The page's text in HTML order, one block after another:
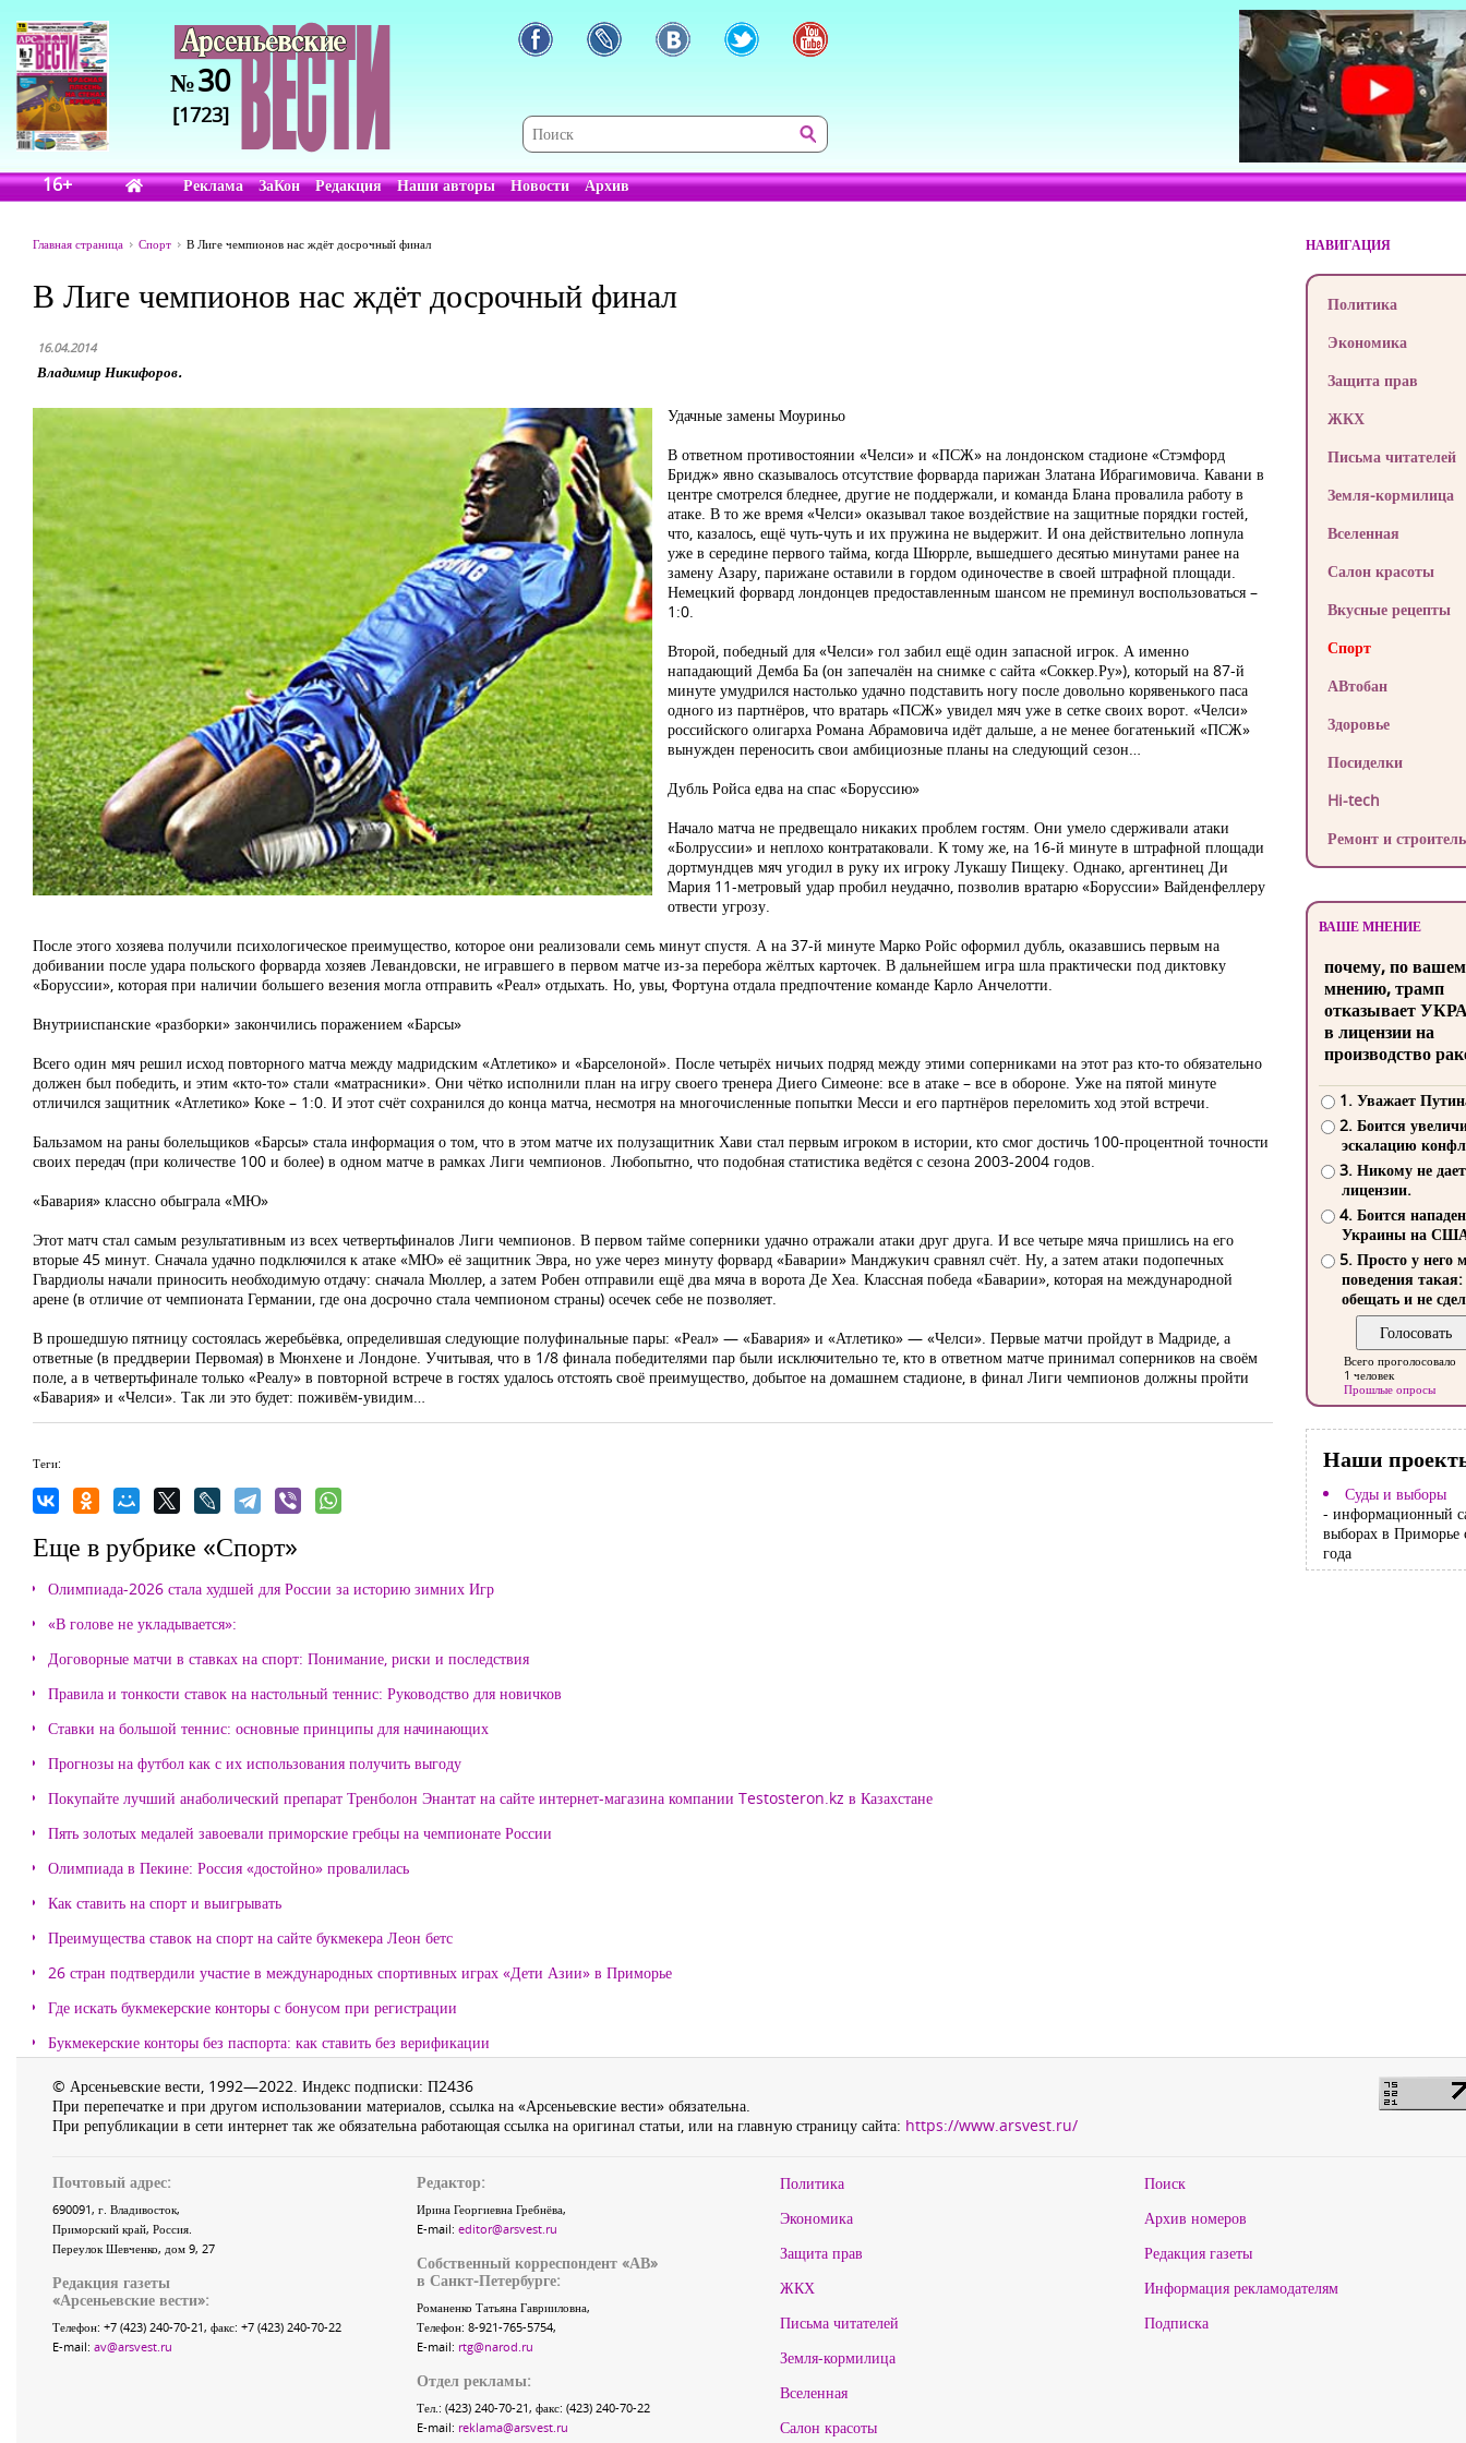
№30
[1723]
16+ Реклама ЗаКон Редакция Наши авторы Новости Архив
Главная страница Спорт В Лиге чемпионов нас ждёт досрочный финал
В Лиге чемпионов нас ждёт досрочный финал
16.04.2014
Владимир Никифоров.
Удачные замены Моуриньо
В ответном противостоянии «Челси» и «ПСЖ» на лондонском стадионе «Стэмфорд
Бридж» явно сказывалось отсутствие форварда парижан Златана Ибрагимовича. Кавани в
центре смотрелся бледнее, другие не поддержали, и команда Блана провалила работу в
атаке. В то же время «Челси» оказывал такое воздействие на защитные порядки гостей,
что, казалось, ещё чуть-чуть и их пружина не выдержит. И она действительно лопнула
уже в середине первого тайма, когда Шюррле, вышедшего десятью минутами ранее на
замену Азару, парижане оставили в гордом одиночестве в своей штрафной площади.
Немецкий форвард лондонцев предоставленным шансом не преминул воспользоваться –
1:0.
Второй, победный для «Челси» гол забил ещё один запасной игрок. А именно
нападающий Демба Ба (он запечалён на снимке с сайта «Соккер.Ру»), который на 87-й
минуте умудрился настолько удачно подставить ногу после довольно корявенького паса
одного из партнёров, что вратарь «ПСЖ» увидел мяч уже в сетке своих ворот. «Челси»
российского олигарха Романа Абрамовича идёт дальше, а не менее богатенький «ПСЖ»
вынужден переносить свои амбициозные планы на следующий сезон…
Дубль Ройса едва на спас «Боруссию»
Начало матча не предвещало никаких проблем гостям. Они умело сдерживали атаки
«Болруссии» и неплохо контратаковали. К тому же, на 16-й минуте в штрафной площади
дортмундцев мяч угодил в руку их игроку Лукашу Пищеку. Однако, аргентинец Ди
Мария 11-метровый удар пробил неудачно, позволив вратарю «Боруссии» Вайденфеллеру
отвести угрозу.
После этого хозяева получили психологическое преимущество, которое они реализовали семь минут спустя. А на 37-й минуте Марко Ройс оформил дубль, оказавшись первым на
добивании после удара польского форварда хозяев Левандовски, не игравшего в первом матче из-за перебора жёлтых карточек. В дальнейшем игра шла практически под диктовку
«Боруссии», которая при наличии большего везения могла отправить «Реал» отдыхать. Но, увы, Фортуна отдала предпочтение команде Карло Анчелотти.
Внутрииспанские «разборки» закончились поражением «Барсы»
Всего один мяч решил исход повторного матча между мадридским «Атлетико» и «Барселоной». После четырёх ничьих подряд между этими соперниками на этот раз кто-то обязательно
должен был победить, и этим «кто-то» стали «матрасники». Они чётко исполнили план на игру своего тренера Диего Симеоне: все в атаке – все в обороне. Уже на пятой минуте
отличился защитник «Атлетико» Коке – 1:0. И этот счёт сохранился до конца матча, несмотря на многочисленные попытки Месси и его партнёров переломить ход этой встречи.
Бальзамом на раны болельщиков «Барсы» стала информация о том, что в этом матче их полузащитник Хави стал первым игроком в истории, кто смог достичь 100-процентной точности
своих передач (при количестве 100 и более) в одном матче в рамках Лиги чемпионов. Любопытно, что подобная статистика ведётся с сезона 2003-2004 годов.
«Бавария» классно обыграла «МЮ»
Этот матч стал самым результативным из всех четвертьфиналов Лиги чемпионов. В первом тайме соперники удачно отражали атаки друг друга. И все четыре мяча пришлись на его
вторые 45 минут. Сначала удачно подключился к атаке «МЮ» её защитник Эвра, но уже через минуту форвард «Баварии» Манджукич сравнял счёт. Ну, а затем атаки подопечных
Гвардиолы начали приносить необходимую отдачу: сначала Мюллер, а затем Робен отправили ещё два мяча в ворота Де Хеа. Классная победа «Баварии», которая на международной
арене (в отличие от чемпионата Германии, где она досрочно стала чемпионом страны) осечек себе не позволяет.
В прошедшую пятницу состоялась жеребьёвка, определившая следующие полуфинальные пары: «Реал» — «Бавария» и «Атлетико» — «Челси». Первые матчи пройдут в Мадриде, а
ответные (в преддверии Первомая) в Мюнхене и Лондоне. Учитывая, что в 1/8 финала победителями пар были исключительно те, кто в ответном матче принимал соперников на своём
поле, а в четвертьфинале только «Реалу» в повторной встрече в гостях удалось отстоять своё преимущество, добытое на домашнем стадионе, в финал Лиги чемпионов должны пройти
«Бавария» и «Челси». Так ли это будет: поживём-увидим…
Теги:
Еще в рубрике «Спорт»
Олимпиада-2026 стала худшей для России за историю зимних Игр
«В голове не укладывается»:
Договорные матчи в ставках на спорт: Понимание, риски и последствия
Правила и тонкости ставок на настольный теннис: Руководство для новичков
Ставки на большой теннис: основные принципы для начинающих
Прогнозы на футбол как с их использования получить выгоду
Покупайте лучший анаболический препарат Тренболон Энантат на сайте интернет-магазина компании Testosteron.kz в Казахстане
Пять золотых медалей завоевали приморские гребцы на чемпионате России
Олимпиада в Пекине: Россия «достойно» провалилась
Как ставить на спорт и выигрывать
Преимущества ставок на спорт на сайте букмекера Леон бетс
26 стран подтвердили участие в международных спортивных играх «Дети Азии» в Приморье
Где искать букмекерские конторы с бонусом при регистрации
Букмекерские конторы без паспорта: как ставить без верификации
НАВИГАЦИЯ
Политика
Экономика
Защита прав
ЖКХ
Письма читателей
Земля-кормилица
Вселенная
Салон красоты
Вкусные рецепты
Спорт
АВтобан
Здоровье
Посиделки
Hi-tech
Ремонт и
ВАШЕ МНЕНИЕ
почему, по
мнению, трамп
отказывает
в лицензии на
производство
1. Уважает
2. Боится
эскалацию
3. Никому не
лицензии.
4. Боится
Украины на
5. Просто у него
поведения такая:
обещать и не
Всего проголосовало
1 человек
Прошлые опросы
Наши
Суды и выборы
- информационный
выборах в Приморье
года
© Арсеньевские вести, 1992—2022. Индекс подписки: П2436
При перепечатке и при другом использовании материалов, ссылка на «Арсеньевские вести» обязательна.
При републикации в сети интернет так же обязательна работающая ссылка на оригинал статьи, или на главную страницу сайта: https://www.arsvest.ru/
Почтовый адрес:
690091, г. Владивосток,
Приморский край, Россия.
Переулок Шевченко, дом 9, 27
Редакция газеты
«Арсеньевские вести»:
Телефон: +7 (423) 240-70-21, факс: +7 (423) 240-70-22
E-mail: av@arsvest.ru
Редактор:
Ирина Георгиевна Гребнёва,
E-mail: editor@arsvest.ru
Собственный корреспондент «АВ»
в Санкт-Петербурге:
Романенко Татьяна Гаврииловна,
Телефон: 8-921-765-5754,
E-mail: rtg@narod.ru
Отдел рекламы:
Тел.: (423) 240-70-21, факс: (423) 240-70-22
E-mail: reklama@arsvest.ru
Политика
Экономика
Защита прав
ЖКХ
Письма читателей
Земля-кормилица
Вселенная
Салон красоты
Поиск
Архив номеров
Редакция газеты
Информация рекламодателям
Подписка